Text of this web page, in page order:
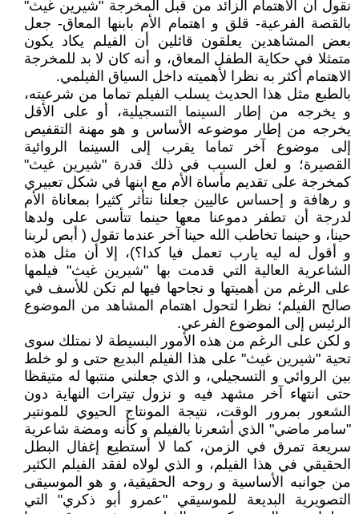
نقول أن الاهتمام الزائد من قبل المخرجة "شيرين غيث"
بالقصة الفرعية- قلق و اهتمام الأم بابنها المعاق- جعل
بعض المشاهدين يعلقون قائلين أن الفيلم يكاد يكون
متمثلا في حكاية الطفل المعاق، و أنه كان لا بد للمخرجة
الاهتمام أكثر به نظرا لأهميته داخل السياق الفيلمي.
بالطبع مثل هذا الحديث يسلب الفيلم تماما من شرعيته،
و يخرجه من إطار السينما التسجيلية، أو على الأقل
يخرجه من إطار موضوعه الأساس و هو مهنة التقفيص
إلى موضوع آخر تماما يقرب إلى السينما الروائية
القصيرة؛ و لعل السبب في ذلك قدرة "شيرين غيث"
كمخرجة على تقديم مأساة الأم مع ابنها في شكل تعبيري
و رهافة و إحساس عاليين جعلنا نتأثر كثيرا بمعاناة الأم
لدرجة أن تطفر دموعنا معها حينما تتأسى على ولدها
حينا، و حينما تخاطب الله حينا آخر عندما تقول ( أبص لربنا
و أقول له ليه يارب تعمل فيا كدا؟)، إلا أن مثل هذه
الشاعرية العالية التي قدمت بها "شيرين غيث" فيلمها
على الرغم من أهميتها و نجاحها فيها لم تكن للأسف في
صالح الفيلم؛ نظرا لتحول اهتمام المشاهد من الموضوع
الرئيس إلى الموضوع الفرعي.
و لكن على الرغم من هذه الأمور البسيطة لا نمتلك سوى
تحية "شيرين غيث" على هذا الفيلم البديع حتى و لو خلط
بين الروائي و التسجيلي، و الذي جعلني منتبها له متيقظا
حتى انتهاء آخر مشهد فيه و نزول تيترات النهاية دون
الشعور بمرور الوقت، نتيجة المونتاج الحيوي للمونتير
"سامر ماضي" الذي أشعرنا بالفيلم و كأنه ومضة شاعرية
سريعة تمرق في الزمن، كما لا أستطيع إغفال البطل
الحقيقي في هذا الفيلم، و الذي لولاه لفقد الفيلم الكثير
من جوانبه الأساسية و روحه الحقيقية، و هو الموسيقى
التصويرية البديعة للموسيقي "عمرو أبو ذكري" التي